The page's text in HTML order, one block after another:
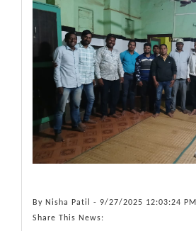
By Nisha Patil
- 9/27/2025 12:03:24 PM
Share This News: